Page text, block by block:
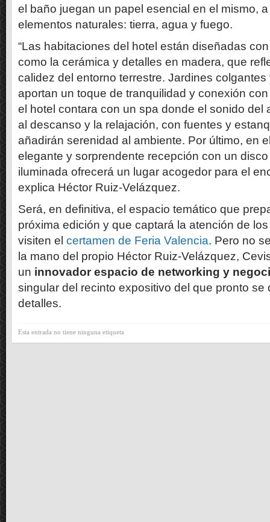
el baño juegan un papel esencial en el mismo,
elementos naturales: tierra, agua y fuego.
“Las habitaciones del hotel están diseñadas
como la cerámica y detalles en madera, que
calidez del entorno terrestre. Jardines
aportan un toque de tranquilidad y conexión
el hotel contara con un spa donde el sonido del
al descanso y la relajación, con fuentes y
añadirán serenidad al ambiente. Por último, en
elegante y sorprendente recepción con un
iluminada ofrecerá un lugar acogedor para el
explica Héctor Ruiz-Velázquez.
Será, en definitiva, el espacio temático que
próxima edición y que captará la atención de
visiten el certamen de Feria Valencia. Pero no
la mano del propio Héctor Ruiz-Velázquez,
un innovador espacio de networking y
singular del recinto expositivo del que pronto se
detalles.
Esta entrada no tiene ninguna etiqueta